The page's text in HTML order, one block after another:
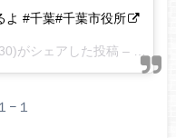
よ #千葉#千葉市役所
−１